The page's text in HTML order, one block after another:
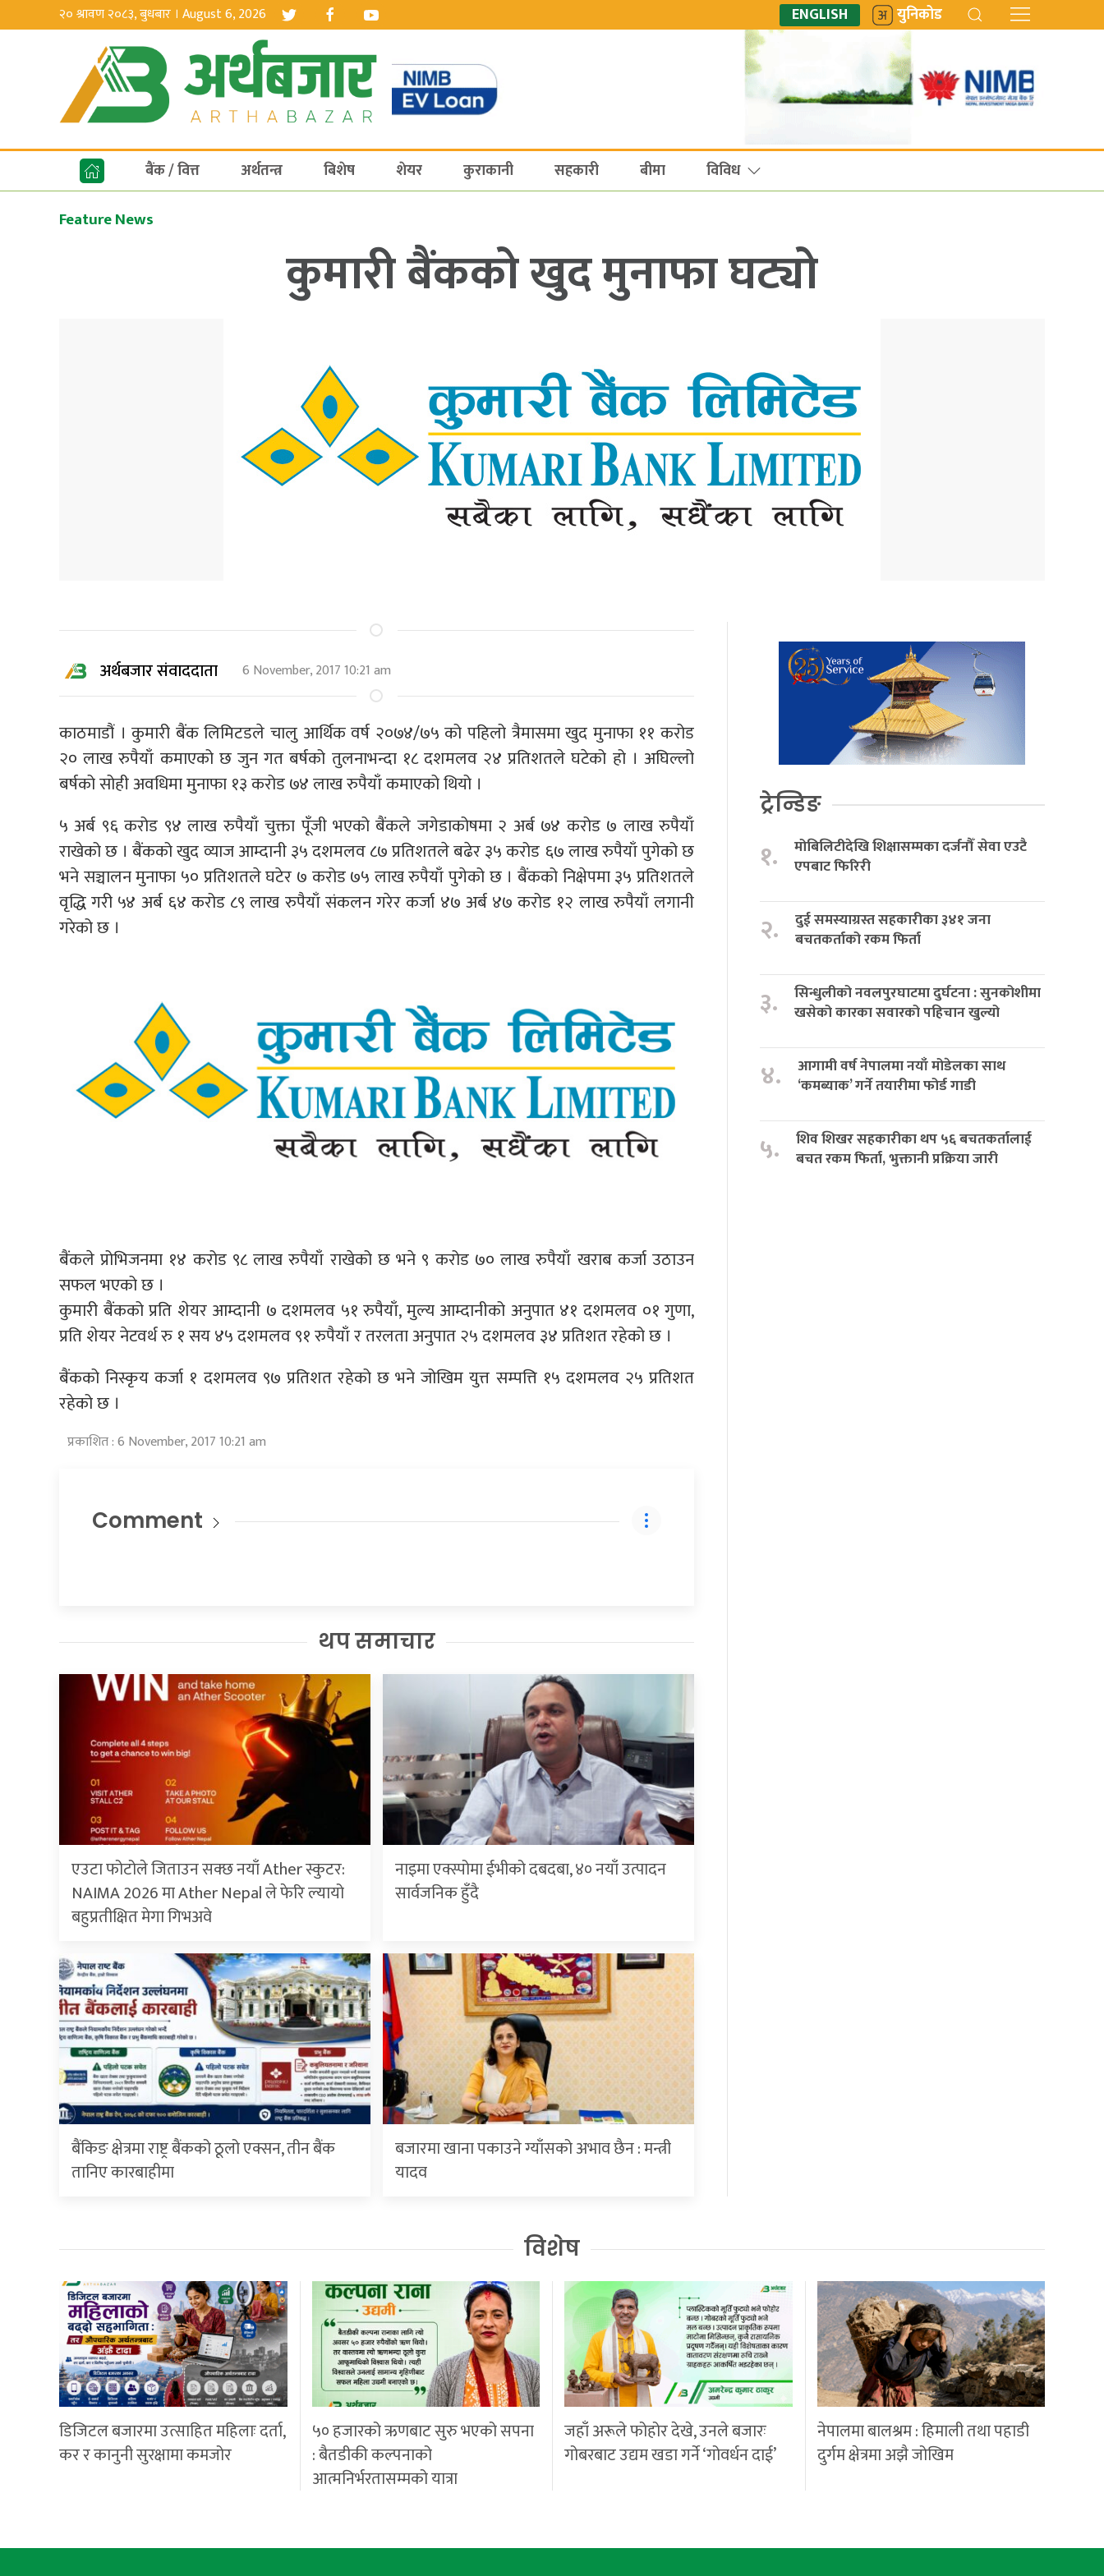
२० श्रावण २०८३, बुधबार । August 6, 2026 ENGLISH युनिकोड
बैंक / वित्त अर्थतन्त्र बिशेष शेयर कुराकानी सहकारी बीमा विविध
Feature News
कुमारी बैंकको खुद मुनाफा घट्यो
अर्थबजार संवाददाता 6 November, 2017 10:21 am
काठमाडौं । कुमारी बैंक लिमिटडले चालु आर्थिक वर्ष २०७४/७५ को पहिलो त्रैमासमा खुद मुनाफा ११ करोड
२० लाख रुपैयाँ कमाएको छ जुन गत बर्षको तुलनाभन्दा १८ दशमलव २४ प्रतिशतले घटेको हो । अघिल्लो
बर्षको सोही अवधिमा मुनाफा १३ करोड ७४ लाख रुपैयाँ कमाएको थियो ।
५ अर्ब ९६ करोड ९४ लाख रुपैयाँ चुक्ता पूँजी भएको बैंकले जगेडाकोषमा २ अर्ब ७४ करोड ७ लाख रुपैयाँ
राखेको छ । बैंकको खुद व्याज आम्दानी ३५ दशमलव ८७ प्रतिशतले बढेर ३५ करोड ६७ लाख रुपैयाँ पुगेको छ
भने सञ्चालन मुनाफा ५० प्रतिशतले घटेर ७ करोड ७५ लाख रुपैयाँ पुगेको छ । बैंकको निक्षेपमा ३५ प्रतिशतले
वृद्धि गरी ५४ अर्ब ६४ करोड ८९ लाख रुपैयाँ संकलन गरेर कर्जा ४७ अर्ब ४७ करोड १२ लाख रुपैयाँ लगानी
गरेको छ ।
बैंकले प्रोभिजनमा १४ करोड ९८ लाख रुपैयाँ राखेको छ भने ९ करोड ७० लाख रुपैयाँ खराब कर्जा उठाउन
सफल भएको छ ।
कुमारी बैंकको प्रति शेयर आम्दानी ७ दशमलव ५१ रुपैयाँ, मुल्य आम्दानीको अनुपात ४१ दशमलव ०१ गुणा,
प्रति शेयर नेटवर्थ रु १ सय ४५ दशमलव ९१ रुपैयाँ र तरलता अनुपात २५ दशमलव ३४ प्रतिशत रहेको छ ।
बैंकको निस्कृय कर्जा १ दशमलव ९७ प्रतिशत रहेको छ भने जोखिम युत्त सम्पत्ति १५ दशमलव २५ प्रतिशत
रहेको छ ।
प्रकाशित : 6 November, 2017 10:21 am
Comment
थप समाचार
एउटा फोटोले जिताउन सक्छ नयाँ Ather स्कुटर:
NAIMA 2026 मा Ather Nepal ले फेरि ल्यायो
बहुप्रतीक्षित मेगा गिभअवे
नाइमा एक्स्पोमा ईभीको दबदबा, ४० नयाँ उत्पादन
सार्वजनिक हुँदै
बैंकिङ क्षेत्रमा राष्ट्र बैंकको ठूलो एक्सन, तीन बैंक
तानिए कारबाहीमा
बजारमा खाना पकाउने ग्याँसको अभाव छैन : मन्त्री
यादव
ट्रेन्डिङ
१.
मोबिलिटीदेखि शिक्षासम्मका दर्जनौँ सेवा एउटै
एपबाट फिरिरी
२.
दुई समस्याग्रस्त सहकारीका ३४१ जना
बचतकर्ताको रकम फिर्ता
३.
सिन्धुलीको नवलपुरघाटमा दुर्घटना : सुनकोशीमा
खसेको कारका सवारको पहिचान खुल्यो
४.
आगामी वर्ष नेपालमा नयाँ मोडेलका साथ
‘कमब्याक’ गर्ने तयारीमा फोर्ड गाडी
५.
शिव शिखर सहकारीका थप ५६ बचतकर्तालाई
बचत रकम फिर्ता, भुक्तानी प्रक्रिया जारी
विशेष
डिजिटल बजारमा उत्साहित महिलाः दर्ता,
कर र कानुनी सुरक्षामा कमजोर
५० हजारको ऋणबाट सुरु भएको सपना
: बैतडीकी कल्पनाको
आत्मनिर्भरतासम्मको यात्रा
जहाँ अरूले फोहोर देखे, उनले बजारः
गोबरबाट उद्यम खडा गर्ने ‘गोवर्धन दाई’
नेपालमा बालश्रम : हिमाली तथा पहाडी
दुर्गम क्षेत्रमा अझै जोखिम